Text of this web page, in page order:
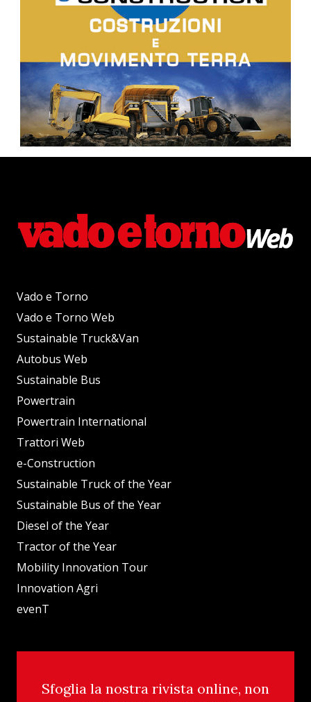
Vado e Torno
Vado e Torno Web
Sustainable Truck&Van
Autobus Web
Sustainable Bus
Powertrain
Powertrain International
Trattori Web
e-Construction
Sustainable Truck of the Year
Sustainable Bus of the Year
Diesel of the Year
Tractor of the Year
Mobility Innovation Tour
Innovation Agri
evenT
Sfoglia la nostra rivista online, non